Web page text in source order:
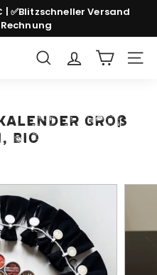
Pause
✅Blitzschneller Versand
Suche
GROß
Bio